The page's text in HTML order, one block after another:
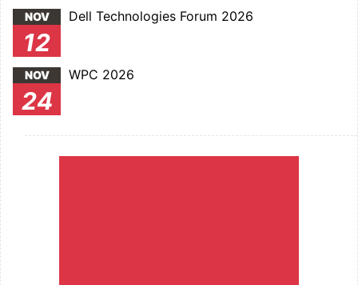
NOV
12
Dell Technologies Forum 2026
NOV
24
WPC 2026